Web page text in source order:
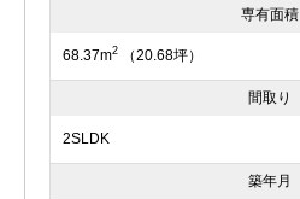
専有面積
68.37m2 （20.68坪）
間取り
2SLDK
築年月